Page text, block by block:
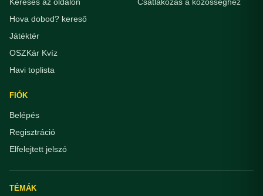
Hova dobod? kereső
Játéktér
OSZKár Kvíz
Havi toplista
FIÓK
Belépés
Regisztráció
Elfelejtett jelszó
TÉMÁK